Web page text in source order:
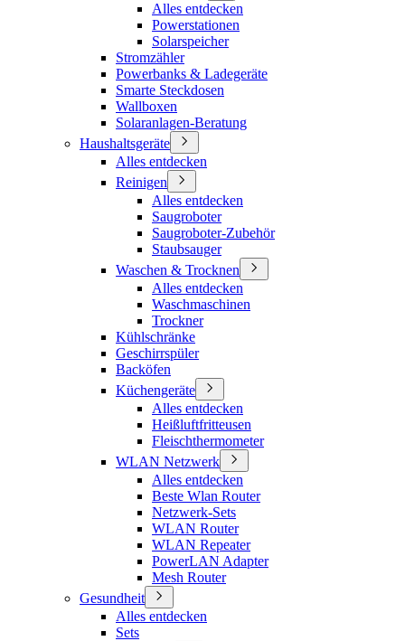
Alles entdecken
Powerstationen
Solarspeicher
Stromzähler
Powerbanks & Ladegeräte
Smarte Steckdosen
Wallboxen
Solaranlagen-Beratung
Haushaltsgeräte
Alles entdecken
Reinigen
Alles entdecken
Saugroboter
Saugroboter-Zubehör
Staubsauger
Waschen & Trocknen
Alles entdecken
Waschmaschinen
Trockner
Kühlschränke
Geschirrspüler
Backöfen
Küchengeräte
Alles entdecken
Heißluftfritteusen
Fleischthermometer
WLAN Netzwerk
Alles entdecken
Beste Wlan Router
Netzwerk-Sets
WLAN Router
WLAN Repeater
PowerLAN Adapter
Mesh Router
Gesundheit
Alles entdecken
Sets